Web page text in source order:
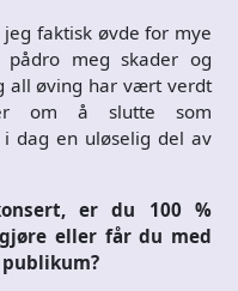
faktisk øvde for mye
meg skader og
all øving har vært verdt
om å slutte som
i dag en uløselig del av
er du 100 %
eller får du med